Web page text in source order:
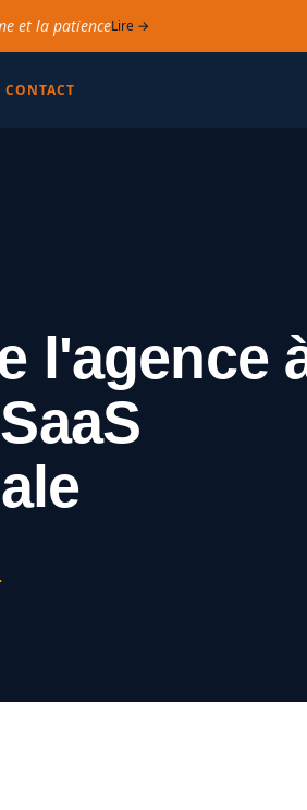
et la patienceLire →
CONTACT
l'agence